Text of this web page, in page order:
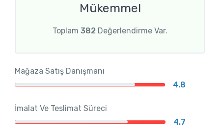
Mükemmel
Toplam 382 Değerlendirme Var.
Mağaza Satış Danışmanı
4.8
İmalat Ve Teslimat Süreci
4.7